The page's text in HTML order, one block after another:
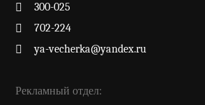
300-025
702-224
ya-vecherka@yandex.ru
Рекламный отдел: